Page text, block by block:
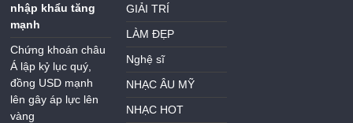
nhập khẩu tăng
mạnh
Chứng khoán châu
Á lập kỷ lục quý,
đồng USD mạnh
lên gây áp lực lên
vàng
GIẢI TRÍ
LÀM ĐẸP
Nghệ sĩ
NHẠC ÂU MỸ
NHẠC HOT